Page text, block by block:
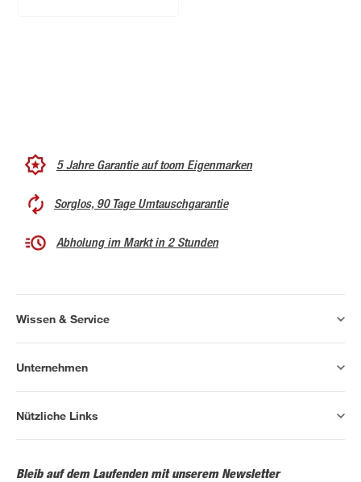
5 Jahre Garantie auf toom Eigenmarken
Sorglos, 90 Tage Umtauschgarantie
Abholung im Markt in 2 Stunden
Wissen & Service
Unternehmen
Nützliche Links
Bleib auf dem Laufenden mit unserem Newsletter